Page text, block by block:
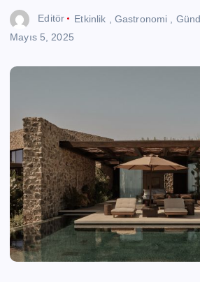
Editör Etkinlik Gastronomi
Mayıs 5, 2025